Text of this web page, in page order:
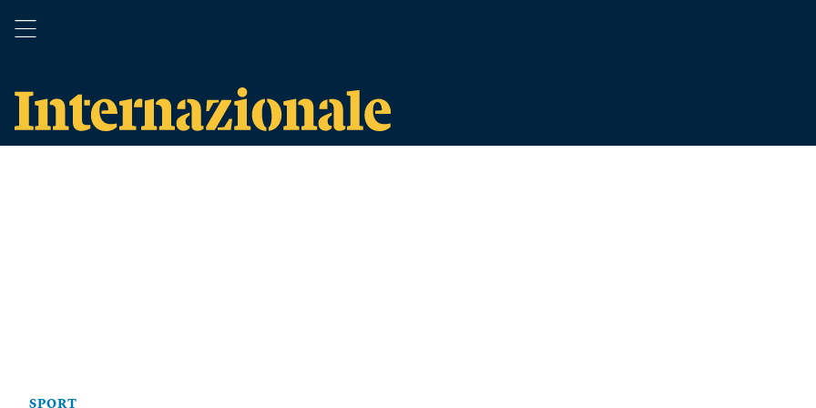
SPORT